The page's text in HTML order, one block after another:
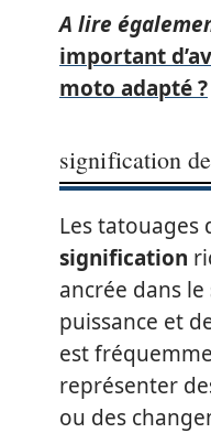
A lire
important
moto adapté ?
signification
Les tatouages
signification
ancrée dans le
puissance et
est
représenter
ou des